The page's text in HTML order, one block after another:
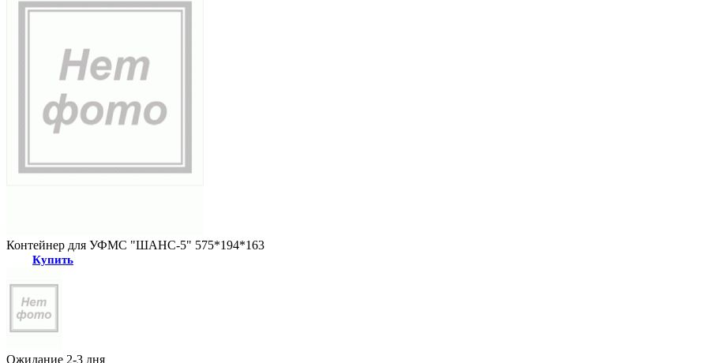
Контейнер для УФМС "ШАНС-5" 575*194*163
Купить
Ожидание 2-3 дня